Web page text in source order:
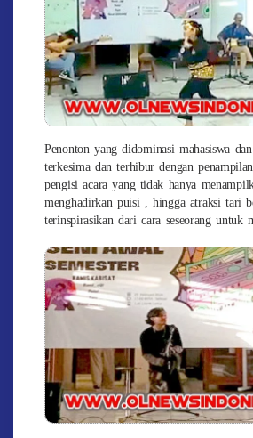
Penonton yang didominasi mahasiswa
terkesima dan terhibur dengan
pengisi acara yang tidak hanya
menghadirkan puisi , hingga atraksi tari
terinspirasikan dari cara seseorang untuk